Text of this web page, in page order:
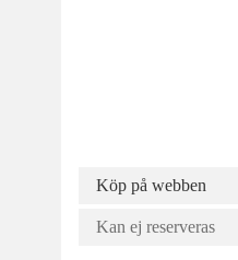
Köp på webben
Kan ej reserveras